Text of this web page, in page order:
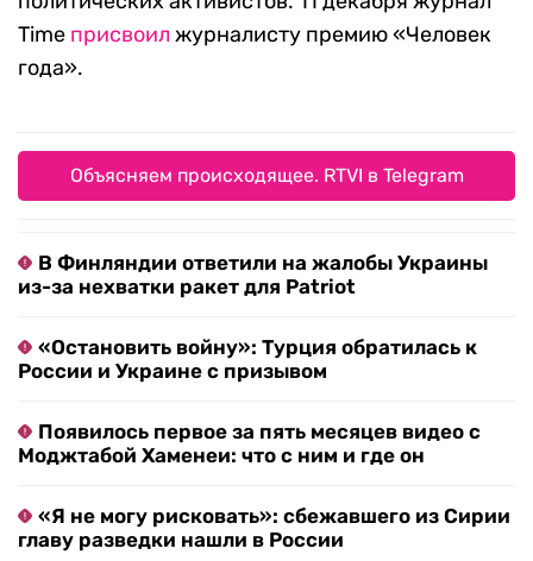
Time присвоил журналисту премию «Человек
года».
Объясняем происходящее. RTVI в Telegram
В Финляндии ответили на жалобы Украины
из-за нехватки ракет для Patriot
«Остановить войну»: Турция обратилась к
России и Украине с призывом
Появилось первое за пять месяцев видео с
Моджтабой Хаменеи: что с ним и где он
«Я не могу рисковать»: сбежавшего из Сирии
главу разведки нашли в России